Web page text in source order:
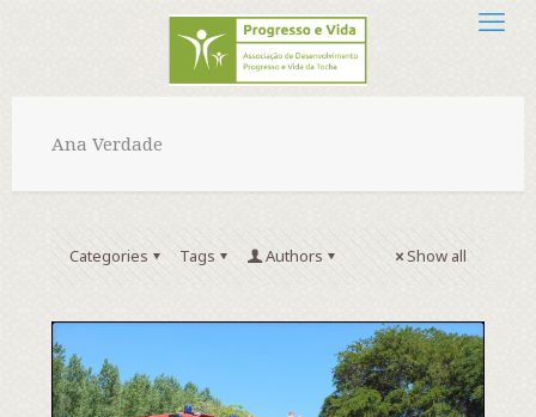
Ana Verdade
Categories Tags Authors Show all